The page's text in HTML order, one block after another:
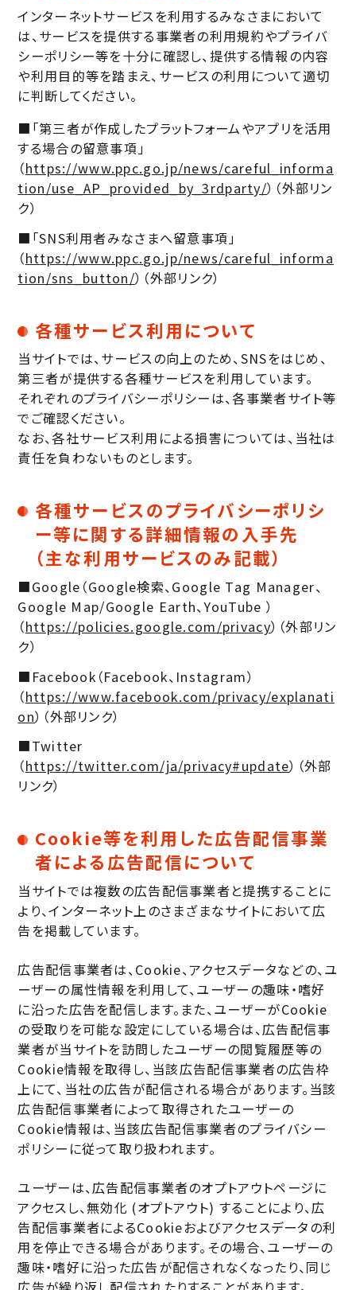
インターネットサービスを利用するみなさまにおいて
は、サービスを提供する事業者の利用規約やプライバ
シーポリシー等を十分に確認し、提供する情報の内容
や利用目的等を踏まえ、サービスの利用について適切
に判断してください。
■「第三者が作成したプラットフォームやアプリを活用
する場合の留意事項」
（https://www.ppc.go.jp/news/careful_informa
tion/use_AP_provided_by_3rdparty/）（外部リン
ク）
■「SNS利用者みなさまへ留意事項」
（https://www.ppc.go.jp/news/careful_informa
tion/sns_button/）（外部リンク）
各種サービス利用について
当サイトでは、サービスの向上のため、SNSをはじめ、
第三者が提供する各種サービスを利用しています。
それぞれのプライバシーポリシーは、各事業者サイト等
でご確認ください。
なお、各社サービス利用による損害については、当社は
責任を負わないものとします。
各種サービスのプライバシーポリシ
ー等に関する詳細情報の入手先
（主な利用サービスのみ記載）
■Google（Google検索、Google Tag Manager、
Google Map/Google Earth、YouTube ）
（https://policies.google.com/privacy）（外部リン
ク）
■Facebook（Facebook、Instagram）
（https://www.facebook.com/privacy/explanati
on）（外部リンク）
■Twitter
（https://twitter.com/ja/privacy#update）（外部
リンク）
Cookie等を利用した広告配信事業
者による広告配信について
当サイトでは複数の広告配信事業者と提携することに
より、インターネット上のさまざまなサイトにおいて広
告を掲載しています。
広告配信事業者は、Cookie、アクセスデータなどの、ユ
ーザーの属性情報を利用して、ユーザーの趣味・嗜好
に沿った広告を配信します。また、ユーザーがCookie
の受取りを可能な設定にしている場合は、広告配信事
業者が当サイトを訪問したユーザーの閲覧履歴等の
Cookie情報を取得し、当該広告配信事業者の広告枠
上にて、当社の広告が配信される場合があります。当該
広告配信事業者によって取得されたユーザーの
Cookie情報は、当該広告配信事業者のプライバシー
ポリシーに従って取り扱われます。
ユーザーは、広告配信事業者のオプトアウトページに
アクセスし、無効化 (オプトアウト) することにより、広
告配信事業者によるCookieおよびアクセスデータの利
用を停止できる場合があります。その場合、ユーザーの
趣味・嗜好に沿った広告が配信されなくなったり、同じ